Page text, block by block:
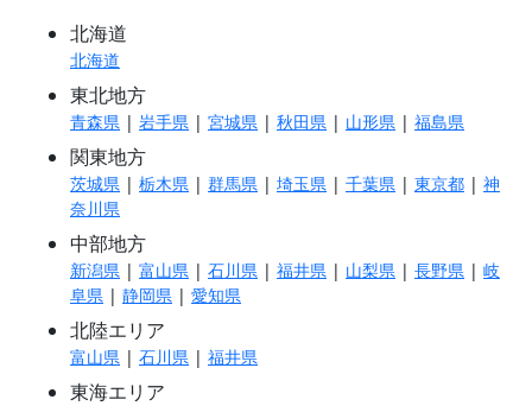
北海道
北海道
東北地方
青森県 | 岩手県 | 宮城県 | 秋田県 | 山形県 | 福島県
関東地方
茨城県 | 栃木県 | 群馬県 | 埼玉県 | 千葉県 | 東京都 | 神
奈川県
中部地方
新潟県 | 富山県 | 石川県 | 福井県 | 山梨県 | 長野県 | 岐
阜県 | 静岡県 | 愛知県
北陸エリア
富山県 | 石川県 | 福井県
東海エリア